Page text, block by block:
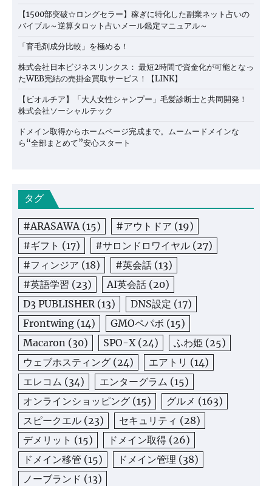
【1500部突破☆ロングセラー】稼ぎに特化した副業ネット占いの
バイブル～逆算タロット占いメール鑑定マニュアル～
「育毛剤成分比較」を極める！
株式会社日本ビジネスリンクス： 最短2時間で資金化が可能となっ
たWEB完結の売掛金買取サービス！【LINK】
【ビオルチア】「大人女性シャンプー」毛髪診断士と共同開発！
株式会社ソーシャルテック
ドメイン取得からホームページ完成まで。ムームードメインな
ら“全部まとめて”安心スタート
タグ
#ARASAWA(15) #アウトドア (19)
#ギフト (17) #サロンドロワイヤル (27)
#フィンジア (18) #英会話 (13)
#英語学習 (23) AI英会話 (20)
D3 PUBLISHER(13) DNS設定 (17)
Frontwing (14) GMOペパボ (15)
Macaron (30) SPO-X(24) ふわ姫 (25)
ウェブホスティング (24) エアトリ (14)
エレコム (34) エンターグラム (15)
オンラインショッピング (15) グルメ (163)
スピークエル (23) セキュリティ (28)
デメリット (15) ドメイン取得 (26)
ドメイン移管 (15) ドメイン管理 (38)
ノーブランド (13)